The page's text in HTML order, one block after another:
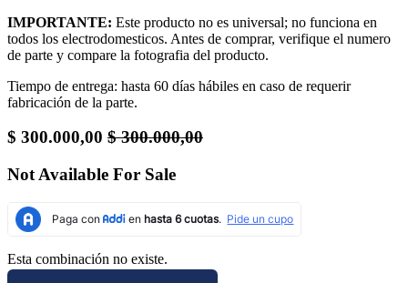
IMPORTANTE: Este producto no es universal; no funciona en
todos los electrodomesticos. Antes de comprar, verifique el numero
de parte y compare la fotografia del producto.
Tiempo de entrega: hasta 60 días hábiles en caso de requerir
fabricación de la parte.
$ 300.000,00 $300.000,00
Not Available For Sale
Esta combinación no existe.